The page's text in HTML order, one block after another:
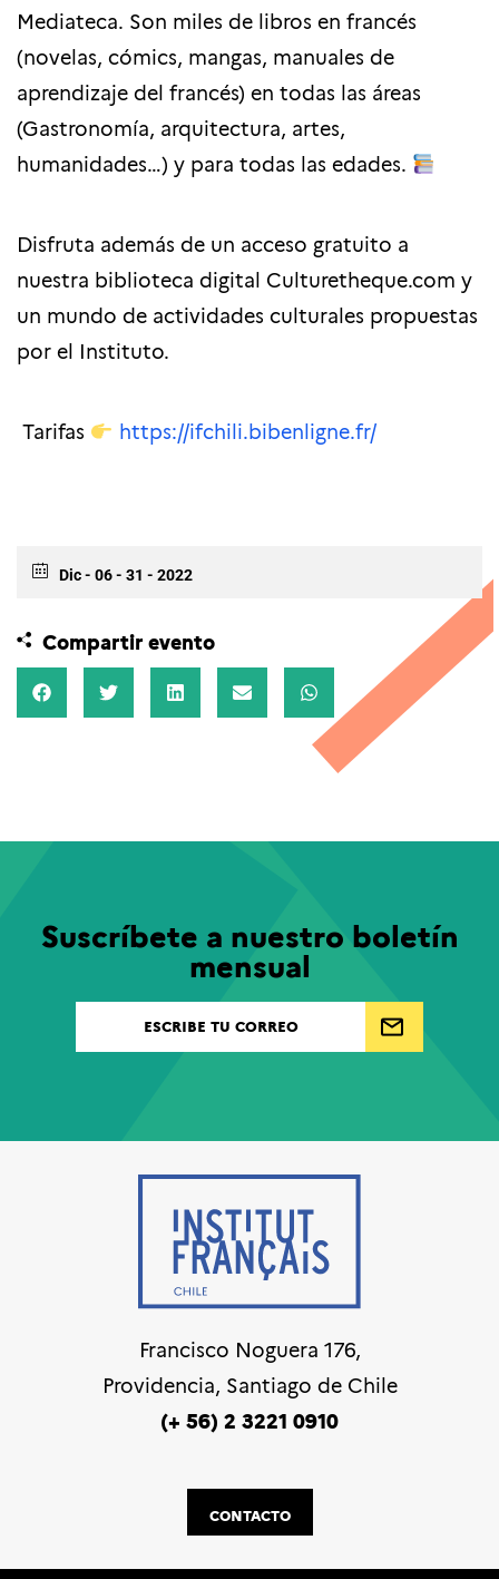
Mediateca. Son miles de libros en francés
(novelas, cómics, mangas, manuales de
aprendizaje del francés) en todas las áreas
(Gastronomía, arquitectura, artes,
humanidades…) y para todas las edades.
Disfruta además de un acceso gratuito a
nuestra biblioteca digital Culturetheque.com y
un mundo de actividades culturales propuestas
por el Instituto.
Tarifas https://ifchili.bibenligne.fr/
Dic - 06 - 31 - 2022
Compartir evento
Suscríbete a nuestro boletín
mensual
Francisco Noguera 176,
Providencia, Santiago de Chile
(+ 56) 2 3221 0910
CONTACTO